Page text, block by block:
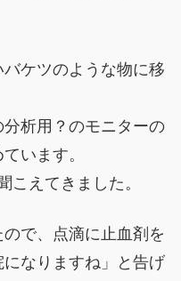
ケツのような物に移
析用？のモニターの
います。
こえてきました。
で、点滴に止血剤を
なりますね」と告げ